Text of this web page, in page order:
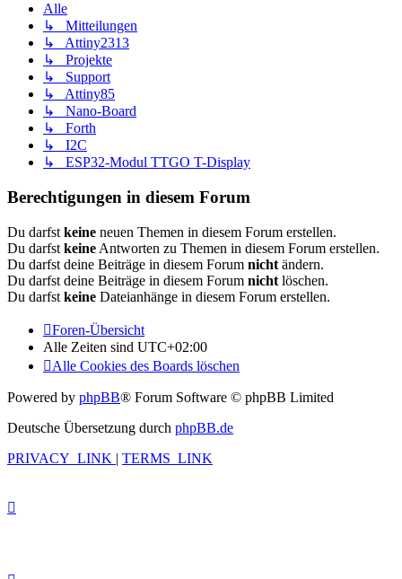
Alle
↳ Mitteilungen
↳ Attiny2313
↳ Projekte
↳ Support
↳ Attiny85
↳ Nano-Board
↳ Forth
↳ I2C
↳ ESP32-Modul TTGO T-Display
Berechtigungen in diesem Forum
Du darfst keine neuen Themen in diesem Forum erstellen.
Du darfst keine Antworten zu Themen in diesem Forum erstellen.
Du darfst deine Beiträge in diesem Forum nicht ändern.
Du darfst deine Beiträge in diesem Forum nicht löschen.
Du darfst keine Dateianhänge in diesem Forum erstellen.
Foren-Übersicht
Alle Zeiten sind UTC+02:00
Alle Cookies des Boards löschen
Powered by phpBB® Forum Software © phpBB Limited
Deutsche Übersetzung durch phpBB.de
PRIVACY_LINK | TERMS_LINK